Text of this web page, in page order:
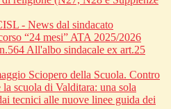
- News dal sindacato
“24 mesi” ATA 2025/2026
All'albo sindacale ex art.25
Sciopero della Scuola. Contro
scuola di Valditara: una sola
tecnici alle nuove linee guida dei